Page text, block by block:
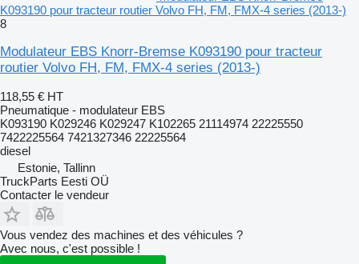
K093190 pour tracteur routier Volvo FH, FM, FMX-4 series (2013-)
8
Modulateur EBS Knorr-Bremse K093190 pour tracteur
routier Volvo FH, FM, FMX-4 series (2013-)
118,55 € HT
Pneumatique - modulateur EBS
K093190 K029246 K029247 K102265 21114974 22225550
7422225564 7421327346 22225564
diesel
Estonie, Tallinn
TruckParts Eesti OÜ
Contacter le vendeur
Vous vendez des machines et des véhicules ?
Avec nous, c'est possible !